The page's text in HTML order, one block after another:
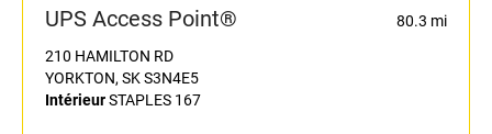
UPS Access Point®
80.3 mi
210 HAMILTON RD
YORKTON, SK S3N4E5
IntérieurSTAPLES 167